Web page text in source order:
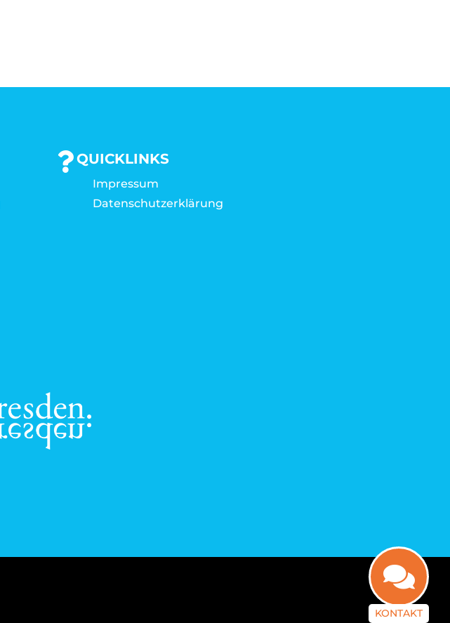
QUICKLINKS
Impressum
Datenschutzerklärung
KONTAKT